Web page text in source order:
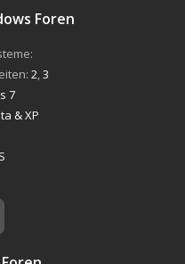
Foren
2,3
7
& XP